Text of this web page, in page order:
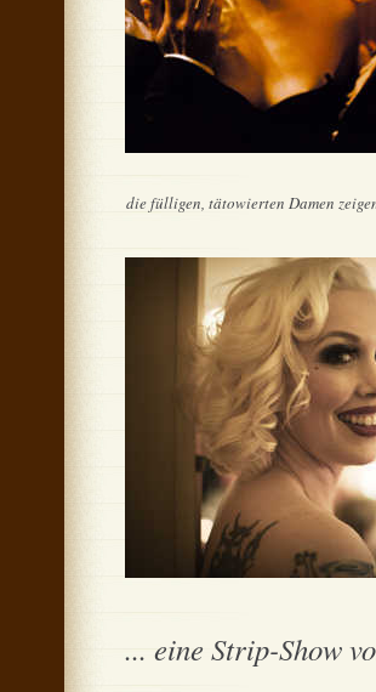
die fülligen, tätowierten Damen
... eine Strip-Show